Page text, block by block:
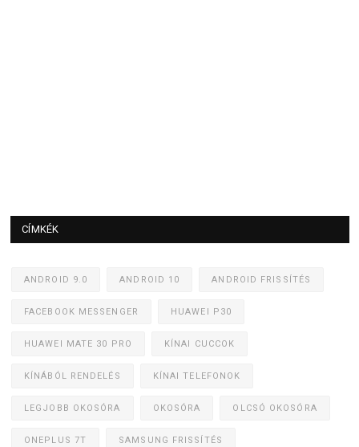
CÍMKÉK
ANDROID 9.0 ANDROID 10 ANDROID FRISSÍTÉS
FACEBOOK MESSENGER HUAWEI P30
HUAWEI MATE 30 PRO KÍNAI CUCCOK
KÍNÁBÓL RENDELÉS KÍNAI TELEFONOK
LEGJOBB OKOSÓRA OKOSÓRA OLCSÓ OKOSÓRA
ONEPLUS 7T SAMSUNG FRISSÍTÉS